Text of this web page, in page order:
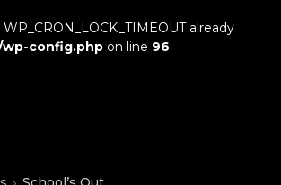
already
config.php on line 96